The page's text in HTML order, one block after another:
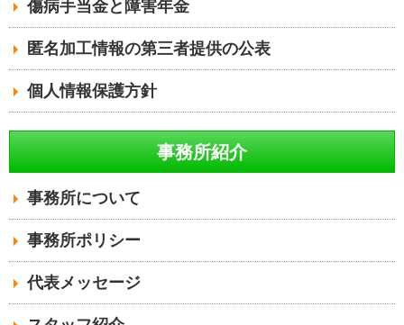
傷病手当金と障害年金
匿名加工情報の第三者提供の公表
個人情報保護方針
事務所紹介
事務所について
事務所ポリシー
代表メッセージ